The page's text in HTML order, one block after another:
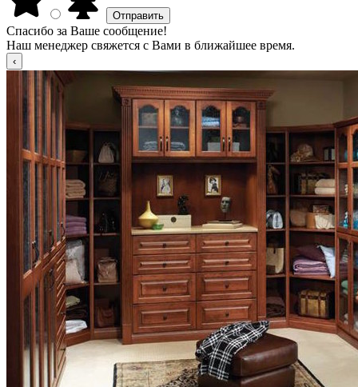
Спасибо за Ваше сообщение!
Наш менеджер свяжется с Вами в ближайшее время.